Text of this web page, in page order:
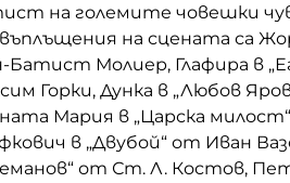
на големите човешки
на сцената са
Батист Молиер, Глафира в
Горки, Дунка в „Любов
Мария в „Царска
в „Двубой“ от Иван
от Ст. Л. Костов,